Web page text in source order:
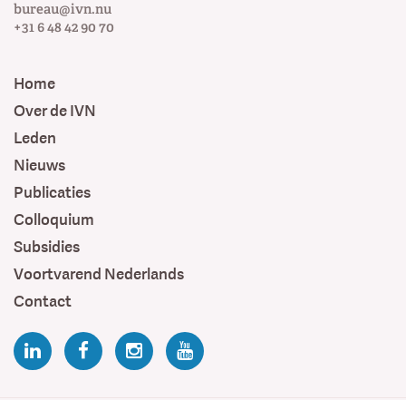
bureau@ivn.nu
+31 6 48 42 90 70
Home
Over de IVN
Leden
Nieuws
Publicaties
Colloquium
Subsidies
Voortvarend Nederlands
Contact